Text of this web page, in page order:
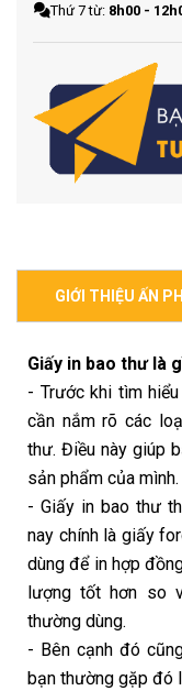
Thứ 7 từ: 8h00 -
GIỚI THIỆU ẤN
Giấy in bao thư là
- Trước khi tìm
cần nắm rõ các
thư. Điều này giúp
sản phẩm của mình.
- Giấy in bao thư
nay chính là giấy
dùng để in hợp
lượng tốt hơn so
thường dùng.
- Bên cạnh đó
bạn thường gặp đó